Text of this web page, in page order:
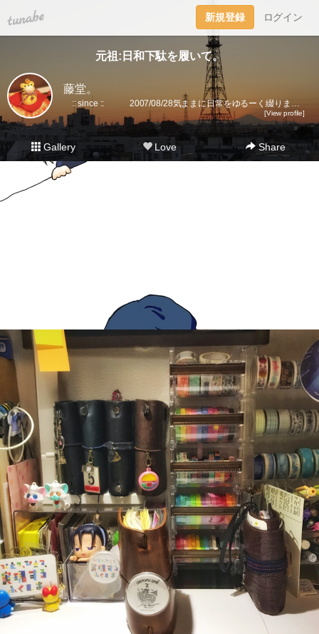
tuna.be 新規登録 ログイン
元祖:日和下駄を履いて。
藤堂。
:: since :: 2007/08/28気ままに日常をゆるーく綴ります。▼趣味丸出し。▼トラベラーズノート愛好家。 →書籍に一部載せていただきました★(奇跡)▼小さいノート活用術▼FLEXNOTEも活用しています。▼他、手帳・文房具大好き。▼2018に都内→田舎に移住。▼プラ板・レジン・手芸などハンドメイドをたまに▼メインはインスタです。
[View profile]
Gallery Love Share